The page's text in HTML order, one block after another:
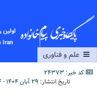
Iran
علم و فناوری
کد خبر: 24373
تاریخ انتشار: ۲۹ آبان ۱۴۰۴ - ۱۵:۳۴